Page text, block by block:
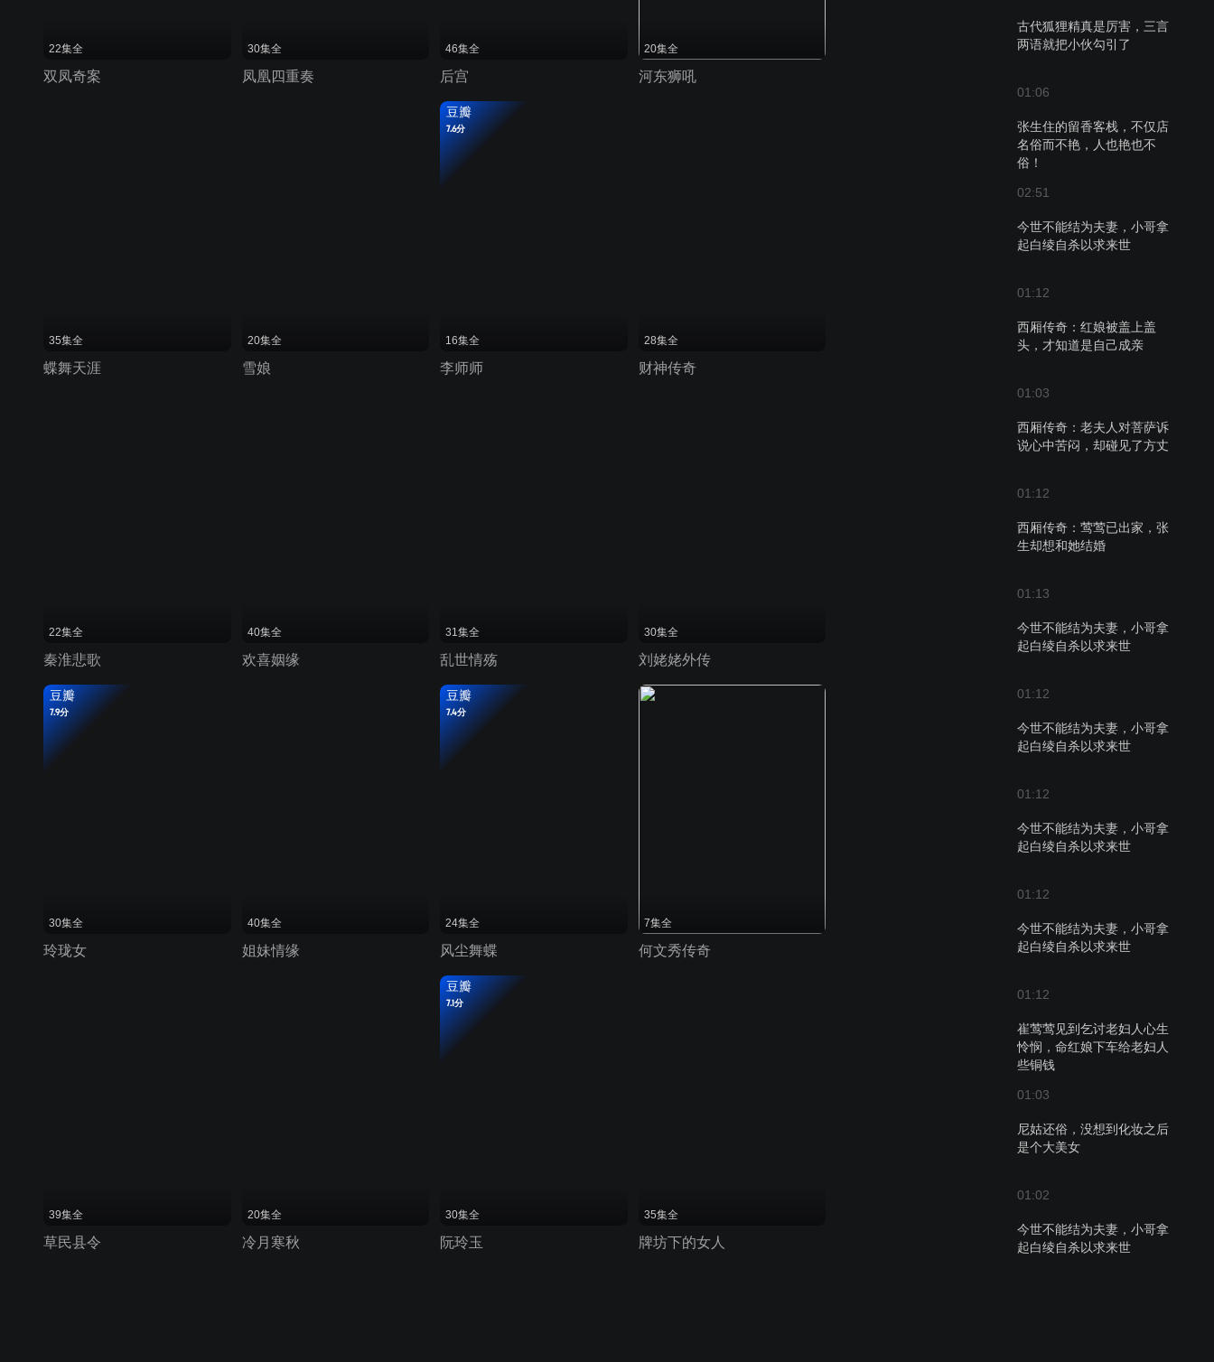
古代狐狸精真是厉害，三言
两语就把小伙勾引了
01:06
张生住的留香客栈，不仅店
名俗而不艳，人也艳也不
俗！
02:51
今世不能结为夫妻，小哥拿
起白绫自杀以求来世
01:12
西厢传奇：红娘被盖上盖
头，才知道是自己成亲
01:03
西厢传奇：老夫人对菩萨诉
说心中苦闷，却碰见了方丈
01:12
西厢传奇：莺莺已出家，张
生却想和她结婚
01:13
今世不能结为夫妻，小哥拿
起白绫自杀以求来世
01:12
今世不能结为夫妻，小哥拿
起白绫自杀以求来世
01:12
今世不能结为夫妻，小哥拿
起白绫自杀以求来世
01:12
今世不能结为夫妻，小哥拿
起白绫自杀以求来世
01:12
崔莺莺见到乞讨老妇人心生
怜悯，命红娘下车给老妇人
些铜钱
01:03
尼姑还俗，没想到化妆之后
是个大美女
01:02
今世不能结为夫妻，小哥拿
起白绫自杀以求来世
22集全
双凤奇案
30集全
凤凰四重奏
46集全
后宫
20集全
河东狮吼
35集全
蝶舞天涯
20集全
雪娘
豆瓣
7.6分
16集全
李师师
28集全
财神传奇
22集全
秦淮悲歌
40集全
欢喜姻缘
31集全
乱世情殇
30集全
刘姥姥外传
豆瓣
7.9分
30集全
玲珑女
40集全
姐妹情缘
豆瓣
7.4分
24集全
风尘舞蝶
7集全
何文秀传奇
39集全
草民县令
20集全
冷月寒秋
豆瓣
7.1分
30集全
阮玲玉
35集全
牌坊下的女人